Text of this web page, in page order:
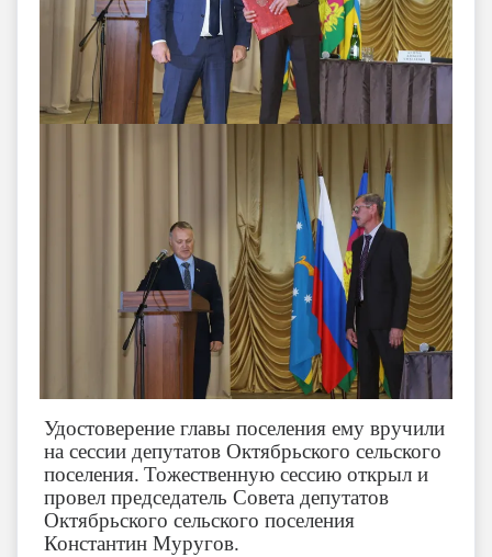
Удостоверение главы поселения ему вручили
на сессии депутатов Октябрьского сельского
поселения. Тожественную сессию открыл и
провел председатель Совета депутатов
Октябрьского сельского поселения
Константин Муругов.